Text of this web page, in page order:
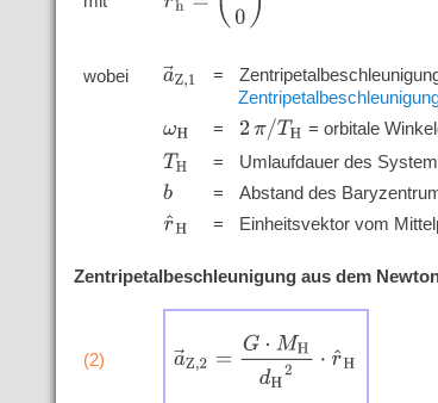
wobei a→Z 1=
ωH = 2π/TH = orbitale
TH =
Umlaufdauer des
b
= Abstand des
r^H = Einheitsvektor vom
Zentripetalbeschleunigung aus dem
(2)
a G⋅ M HdH